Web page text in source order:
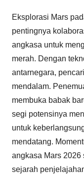
Eksplorasi Mars
pentingnya
angkasa untuk
merah. Dengan
antarnegara,
mendalam.
membuka babak
segi potensinya
untuk
mendatang.
angkasa Mars
sejarah